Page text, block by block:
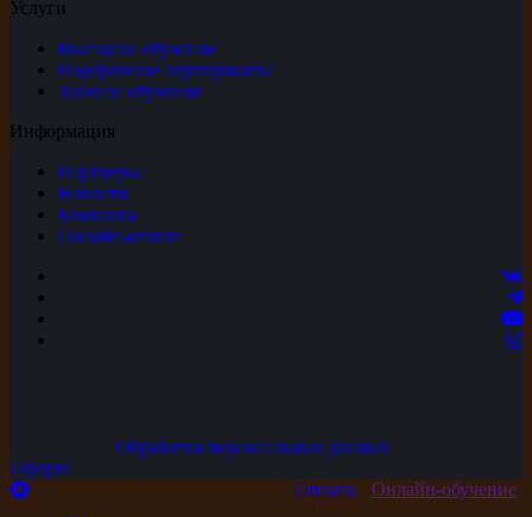
Услуги
Выездное обучение
Подарочные сертификаты
Заочное обучение
Информация
Партнеры
Новости
Контакты
Онлайн-оплата
Обработка персональных данных
Оферта
Онлайн-обучение
Оплата